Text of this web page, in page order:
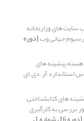
های وزارتخانه
جهانی وب[دوره
پیشینه های
استاندارد آر.دی.ای
های کتابشناختی
بررسی به کارگیری